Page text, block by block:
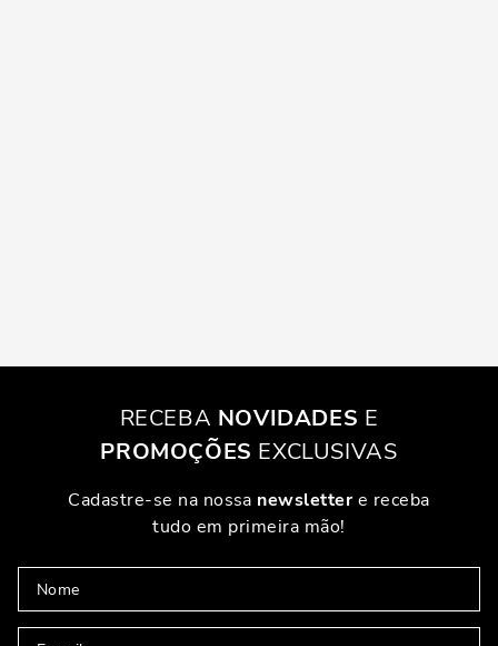
RECEBA NOVIDADES E
PROMOÇÕES EXCLUSIVAS
Cadastre-se na nossa newslettere receba
tudo em primeira mão!